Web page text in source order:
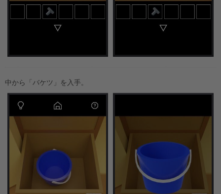
中から「バケツ」を入手。